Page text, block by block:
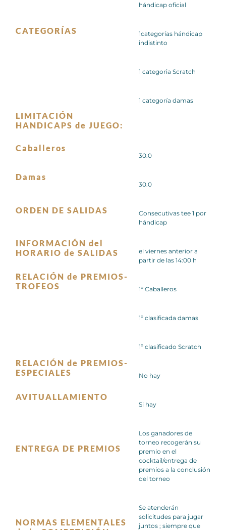
hándicap oficial
CATEGORÍAS
1categorías hándicap
indistinto
1 categoria Scratch
1 categoría damas
LIMITACIÓN
HANDICAPS de JUEGO:
Caballeros
30.0
Damas
30.0
ORDEN DE SALIDAS
Consecutivas tee 1 por
hándicap
INFORMACIÓN del
HORARIO de SALIDAS
el viernes anterior a
partir de las 14:00 h
RELACIÓN de PREMIOS-
TROFEOS
1º Caballeros
1º clasificada damas
1º clasificado Scratch
RELACIÓN de PREMIOS-
ESPECIALES
No hay
AVITUALLAMIENTO
Si hay
ENTREGA DE PREMIOS
Los ganadores de
torneo recogerán su
premio en el
cocktail/entrega de
premios a la conclusión
del torneo
NORMAS ELEMENTALES
Se atenderán
solicitudes para jugar
juntos ; siempre que